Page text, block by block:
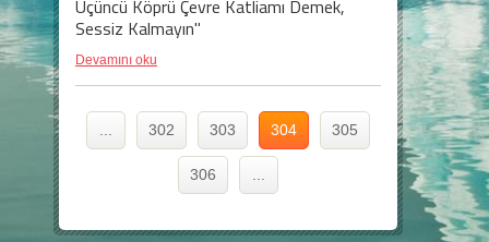
Üçüncü Köprü Çevre Katliamı Demek,
Sessiz Kalmayın"
Devamını oku
302 303 304 305
306